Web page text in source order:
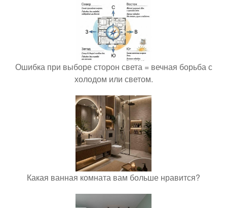
Ошибка при выборе сторон света = вечная борьба с
холодом или светом.
Какая ванная комната вам больше нравится?